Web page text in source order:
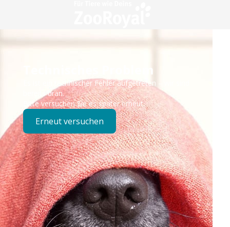
Technisches Problem
Es ist ein technischer Fehler aufgetreten – wir sind
bereits dran.
Bitte versuchen Sie es später erneut.
Erneut versuchen